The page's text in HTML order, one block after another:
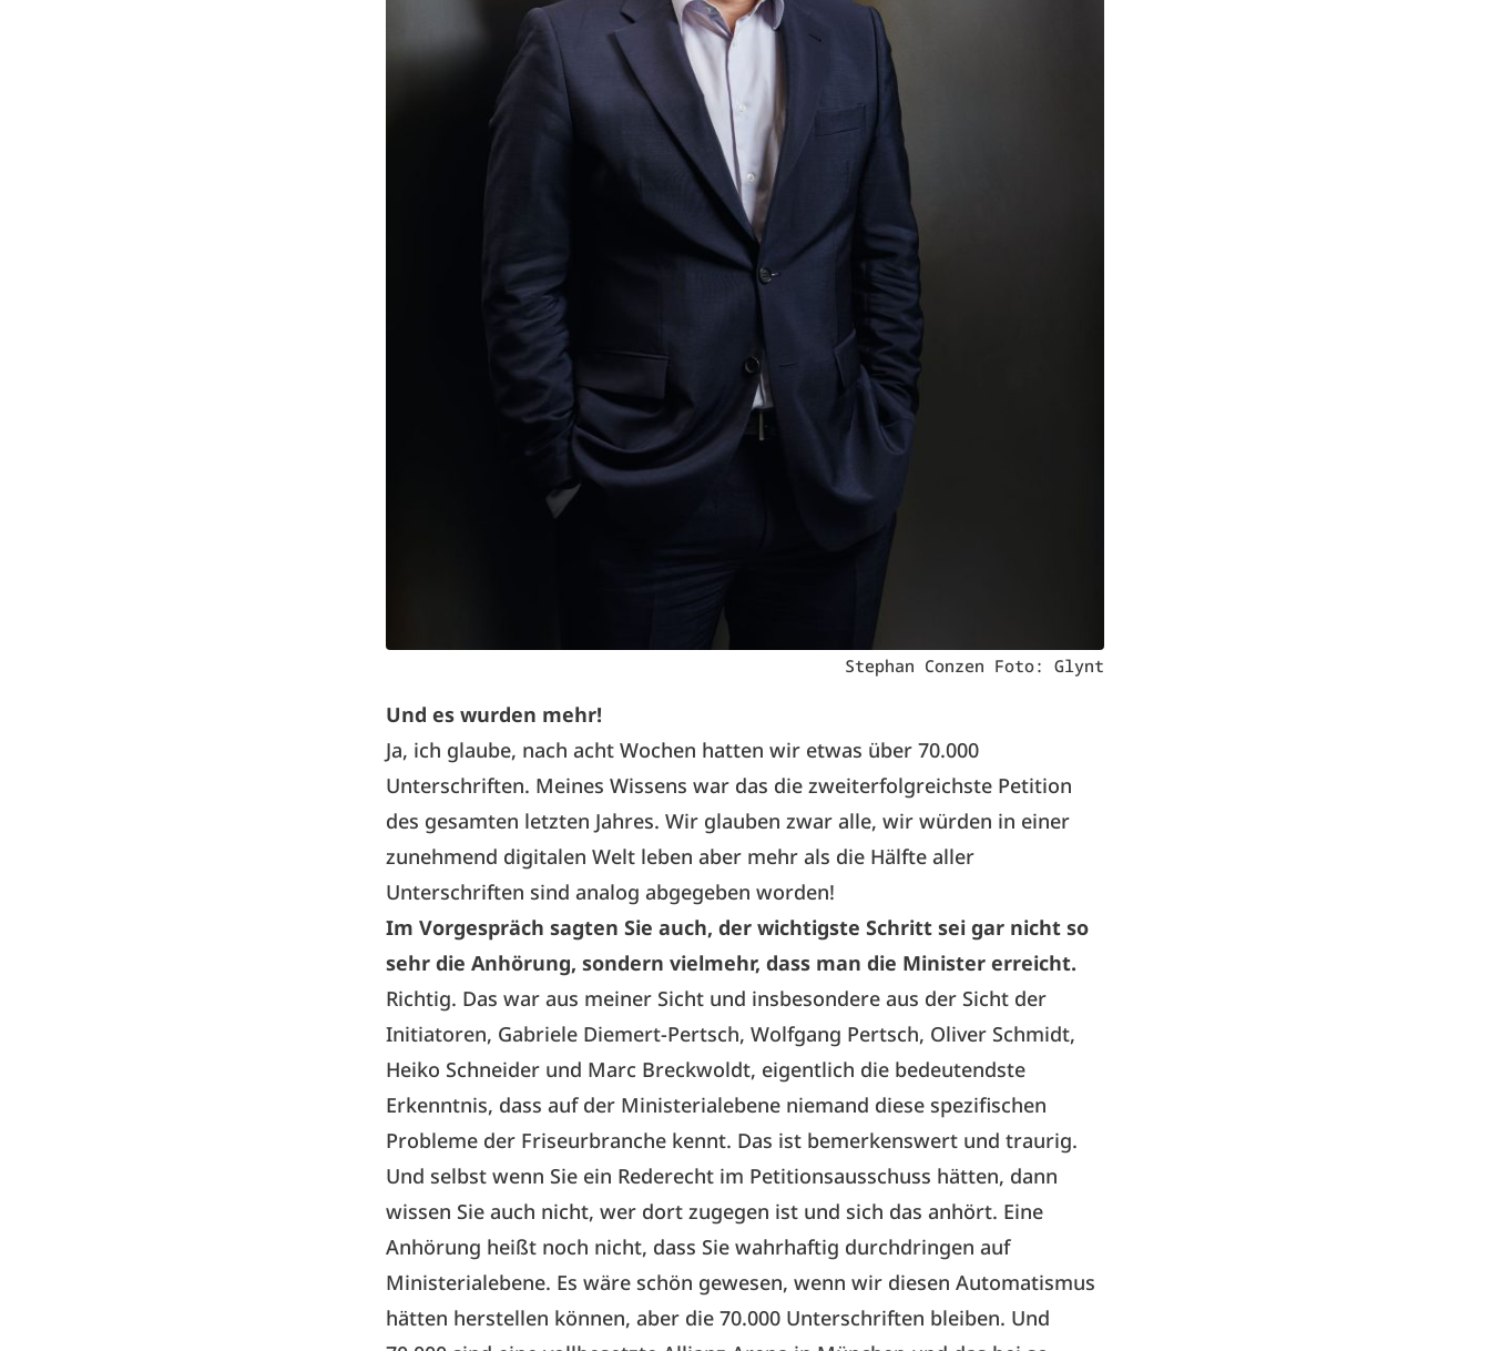
Stephan Conzen Foto: Glynt
Und es wurden mehr!
Ja, ich glaube, nach acht Wochen hatten wir etwas über 70.000
Unterschriften. Meines Wissens war das die zweiterfolgreichste Petition
des gesamten letzten Jahres. Wir glauben zwar alle, wir würden in einer
zunehmend digitalen Welt leben aber mehr als die Hälfte aller
Unterschriften sind analog abgegeben worden!
Im Vorgespräch sagten Sie auch, der wichtigste Schritt sei gar nicht so
sehr die Anhörung, sondern vielmehr, dass man die Minister erreicht.
Richtig. Das war aus meiner Sicht und insbesondere aus der Sicht der
Initiatoren, Gabriele Diemert-Pertsch, Wolfgang Pertsch, Oliver Schmidt,
Heiko Schneider und Marc Breckwoldt, eigentlich die bedeutendste
Erkenntnis, dass auf der Ministerialebene niemand diese spezifischen
Probleme der Friseurbranche kennt. Das ist bemerkenswert und traurig.
Und selbst wenn Sie ein Rederecht im Petitionsausschuss hätten, dann
wissen Sie auch nicht, wer dort zugegen ist und sich das anhört. Eine
Anhörung heißt noch nicht, dass Sie wahrhaftig durchdringen auf
Ministerialebene. Es wäre schön gewesen, wenn wir diesen Automatismus
hätten herstellen können, aber die 70.000 Unterschriften bleiben. Und